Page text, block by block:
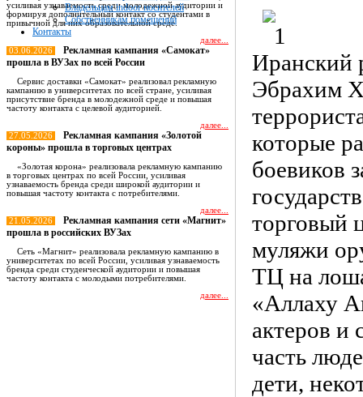
Владельцам indoor носителей
Собственникам помещений
Контакты
усиливая узнаваемость среди молодежной аудитории и
формируя дополнительный контакт со студентами в
привычной для них образовательной среде.
далее...
03.06.2026
Рекламная кампания «Самокат»
прошла в ВУЗах по всей России
Сервис доставки «Самокат» реализовал рекламную
кампанию в университетах по всей стране, усиливая
присутствие бренда в молодежной среде и повышая
частоту контакта с целевой аудиторией.
далее...
27.05.2026
Рекламная кампания «Золотой
короны» прошла в торговых центрах
«Золотая корона» реализовала рекламную кампанию
в торговых центрах по всей России, усиливая
узнаваемость бренда среди широкой аудитории и
повышая частоту контакта с потребителями.
далее...
21.05.2026
Рекламная кампания сети «Магнит»
прошла в российских ВУЗах
Сеть «Магнит» реализовала рекламную кампанию в
университетах по всей России, усиливая узнаваемость
бренда среди студенческой аудитории и повышая
частоту контакта с молодыми потребителями.
далее...
Иранский
Эбрахим
которые
боевиков
торговый
муляжи
ТЦ на
«Аллаху
актеров и
часть
дети,